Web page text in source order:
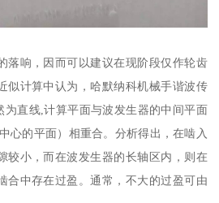
落响，因而可以建议在现阶段仅作轮齿
似计算中认为，哈默纳科机械手谐波传
为直线,计算平面与波发生器的中间平面
心的平面）相重合。分析得出，在啮入
较小，而在波发生器的长轴区内，则在
合中存在过盈。通常，不大的过盈可由